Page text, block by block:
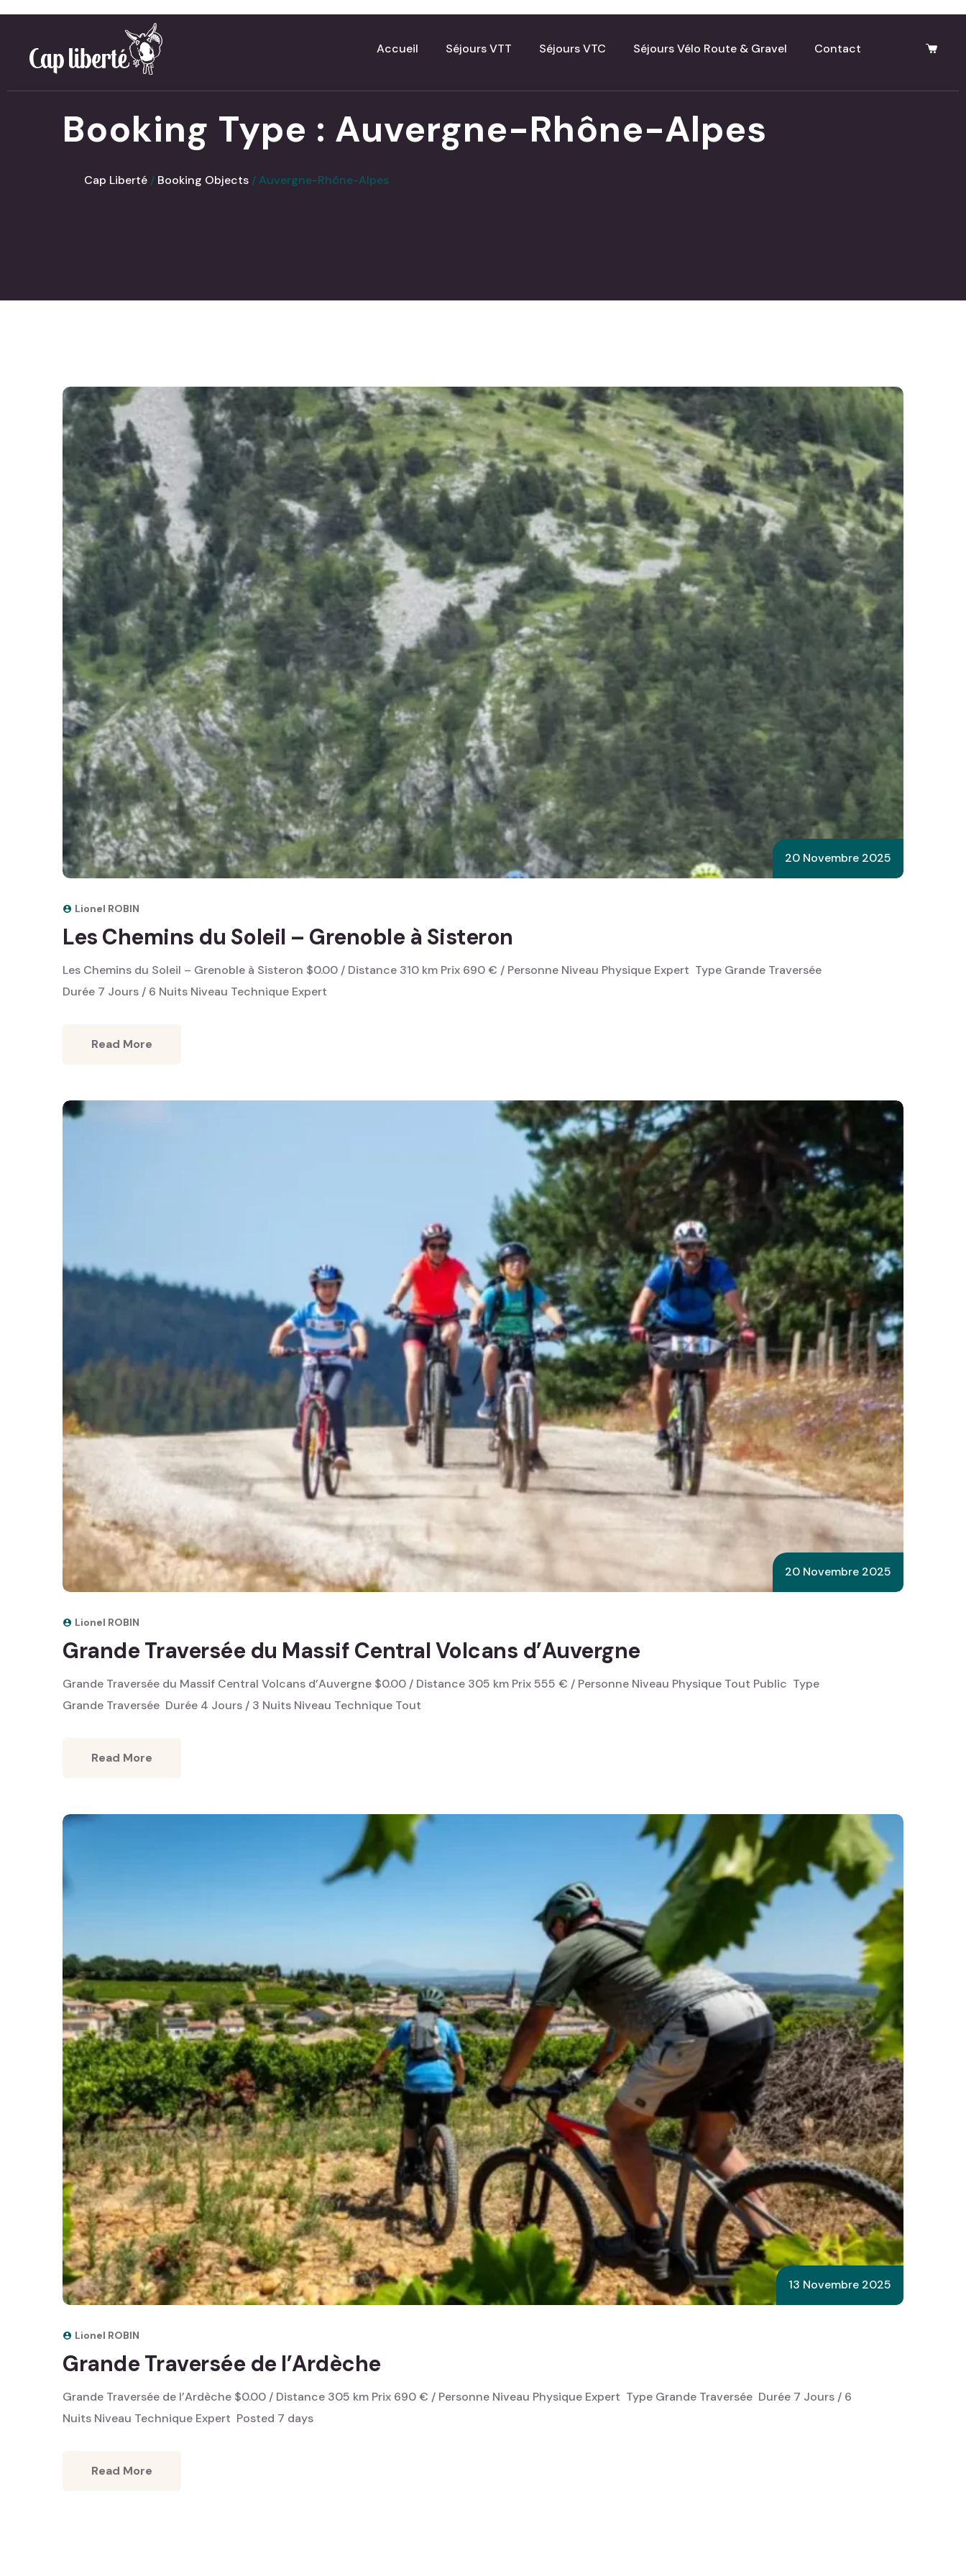
Accueil Séjours VTT Séjours VTC Séjours Vélo Route & Gravel Contact
Booking Type : Auvergne-Rhône-Alpes
Cap Liberté Booking Objects Auvergne-Rhône-Alpes
20 Novembre 2025
Lionel ROBIN
Les Chemins du Soleil – Grenoble à Sisteron
Les Chemins du Soleil – Grenoble à Sisteron $0.00 / Distance 310 km Prix 690 € / Personne Niveau Physique Expert ‎ Type Grande Traversée ‎
Durée 7 Jours / 6 Nuits Niveau Technique Expert
Read More
20 Novembre 2025
Lionel ROBIN
Grande Traversée du Massif Central Volcans d’Auvergne
Grande Traversée du Massif Central Volcans d’Auvergne $0.00 / Distance 305 km Prix 555 € / Personne Niveau Physique Tout Public ‎ Type
Grande Traversée ‎ Durée 4 Jours / 3 Nuits Niveau Technique Tout
Read More
13 Novembre 2025
Lionel ROBIN
Grande Traversée de l’Ardèche
Grande Traversée de l’Ardèche $0.00 / Distance 305 km Prix 690 € / Personne Niveau Physique Expert ‎ Type Grande Traversée ‎ Durée 7 Jours / 6
Nuits Niveau Technique Expert ‎ Posted 7 days
Read More